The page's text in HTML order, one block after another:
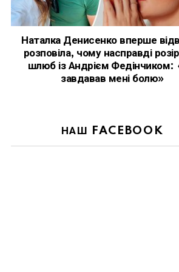
Наталка Денисенко вперше
розповіла, чому насправді
шлюб із Андрієм Федінчиком:
завдавав мені болю»
НАШ FACEBOOK